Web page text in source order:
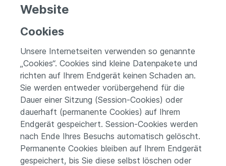
Website
Cookies
Unsere Internetseiten verwenden so genannte
„Cookies“. Cookies sind kleine Datenpakete und
richten auf Ihrem Endgerät keinen Schaden an.
Sie werden entweder vorübergehend für die
Dauer einer Sitzung (Session-Cookies) oder
dauerhaft (permanente Cookies) auf Ihrem
Endgerät gespeichert. Session-Cookies werden
nach Ende Ihres Besuchs automatisch gelöscht.
Permanente Cookies bleiben auf Ihrem Endgerät
gespeichert, bis Sie diese selbst löschen oder